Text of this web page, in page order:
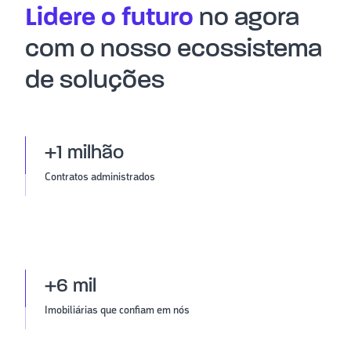
Lidere o futuro no agora
com o nosso ecossistema
de soluções
+1 milhão
Contratos administrados
+6 mil
Imobiliárias que confiam em nós